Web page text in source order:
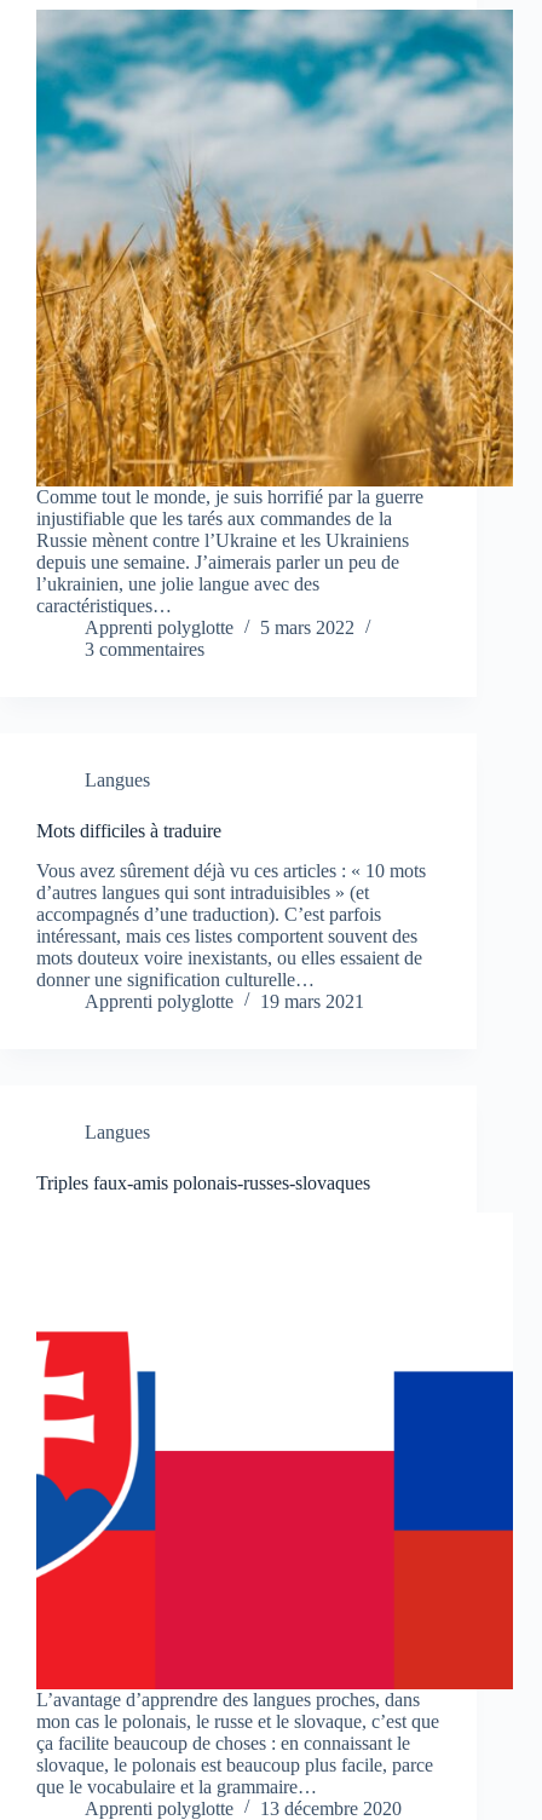
Comme tout le monde, je suis horrifié par la guerre
injustifiable que les tarés aux commandes de la
Russie mènent contre l’Ukraine et les Ukrainiens
depuis une semaine. J’aimerais parler un peu de
l’ukrainien, une jolie langue avec des
caractéristiques…
Apprenti polyglotte
5 mars 2022
3 commentaires
Langues
Mots difficiles à traduire
Vous avez sûrement déjà vu ces articles : « 10 mots
d’autres langues qui sont intraduisibles » (et
accompagnés d’une traduction). C’est parfois
intéressant, mais ces listes comportent souvent des
mots douteux voire inexistants, ou elles essaient de
donner une signification culturelle…
Apprenti polyglotte
19 mars 2021
Langues
Triples faux-amis polonais-russes-slovaques
L’avantage d’apprendre des langues proches, dans
mon cas le polonais, le russe et le slovaque, c’est que
ça facilite beaucoup de choses : en connaissant le
slovaque, le polonais est beaucoup plus facile, parce
que le vocabulaire et la grammaire…
Apprenti polyglotte
13 décembre 2020